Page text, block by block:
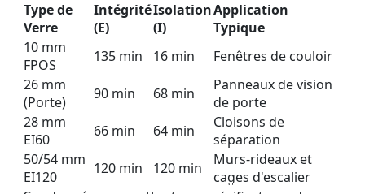
VERRE COUPE-FEU
VERRE COUPE-FEU
VITRAGES IGNIFUGES ET
PAROI DE SÉPARATION
Type de
Verre
Intégrité
(E)
Isolation
(I)
Application
Typique
10 mm
FPOS
135 min 16 min
Fenêtres de couloir
26 mm
(Porte)
90 min 68 min
Panneaux de vision
de porte
28 mm
EI60
66 min 64 min
Cloisons de
séparation
50/54 mm
EI120
120 min 120 min
Murs-rideaux et
cages d'escalier